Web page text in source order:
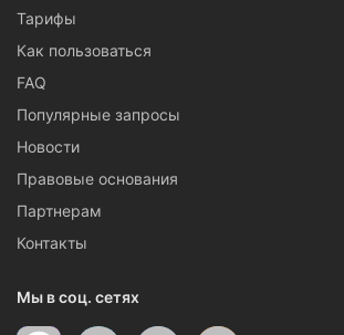
Тарифы
Как пользоваться
FAQ
Популярные запросы
Новости
Правовые основания
Партнерам
Контакты
Мы в соц. сетях